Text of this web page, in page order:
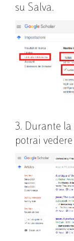
su Salva.
Immagine
3. Durante
potrai
Immagine